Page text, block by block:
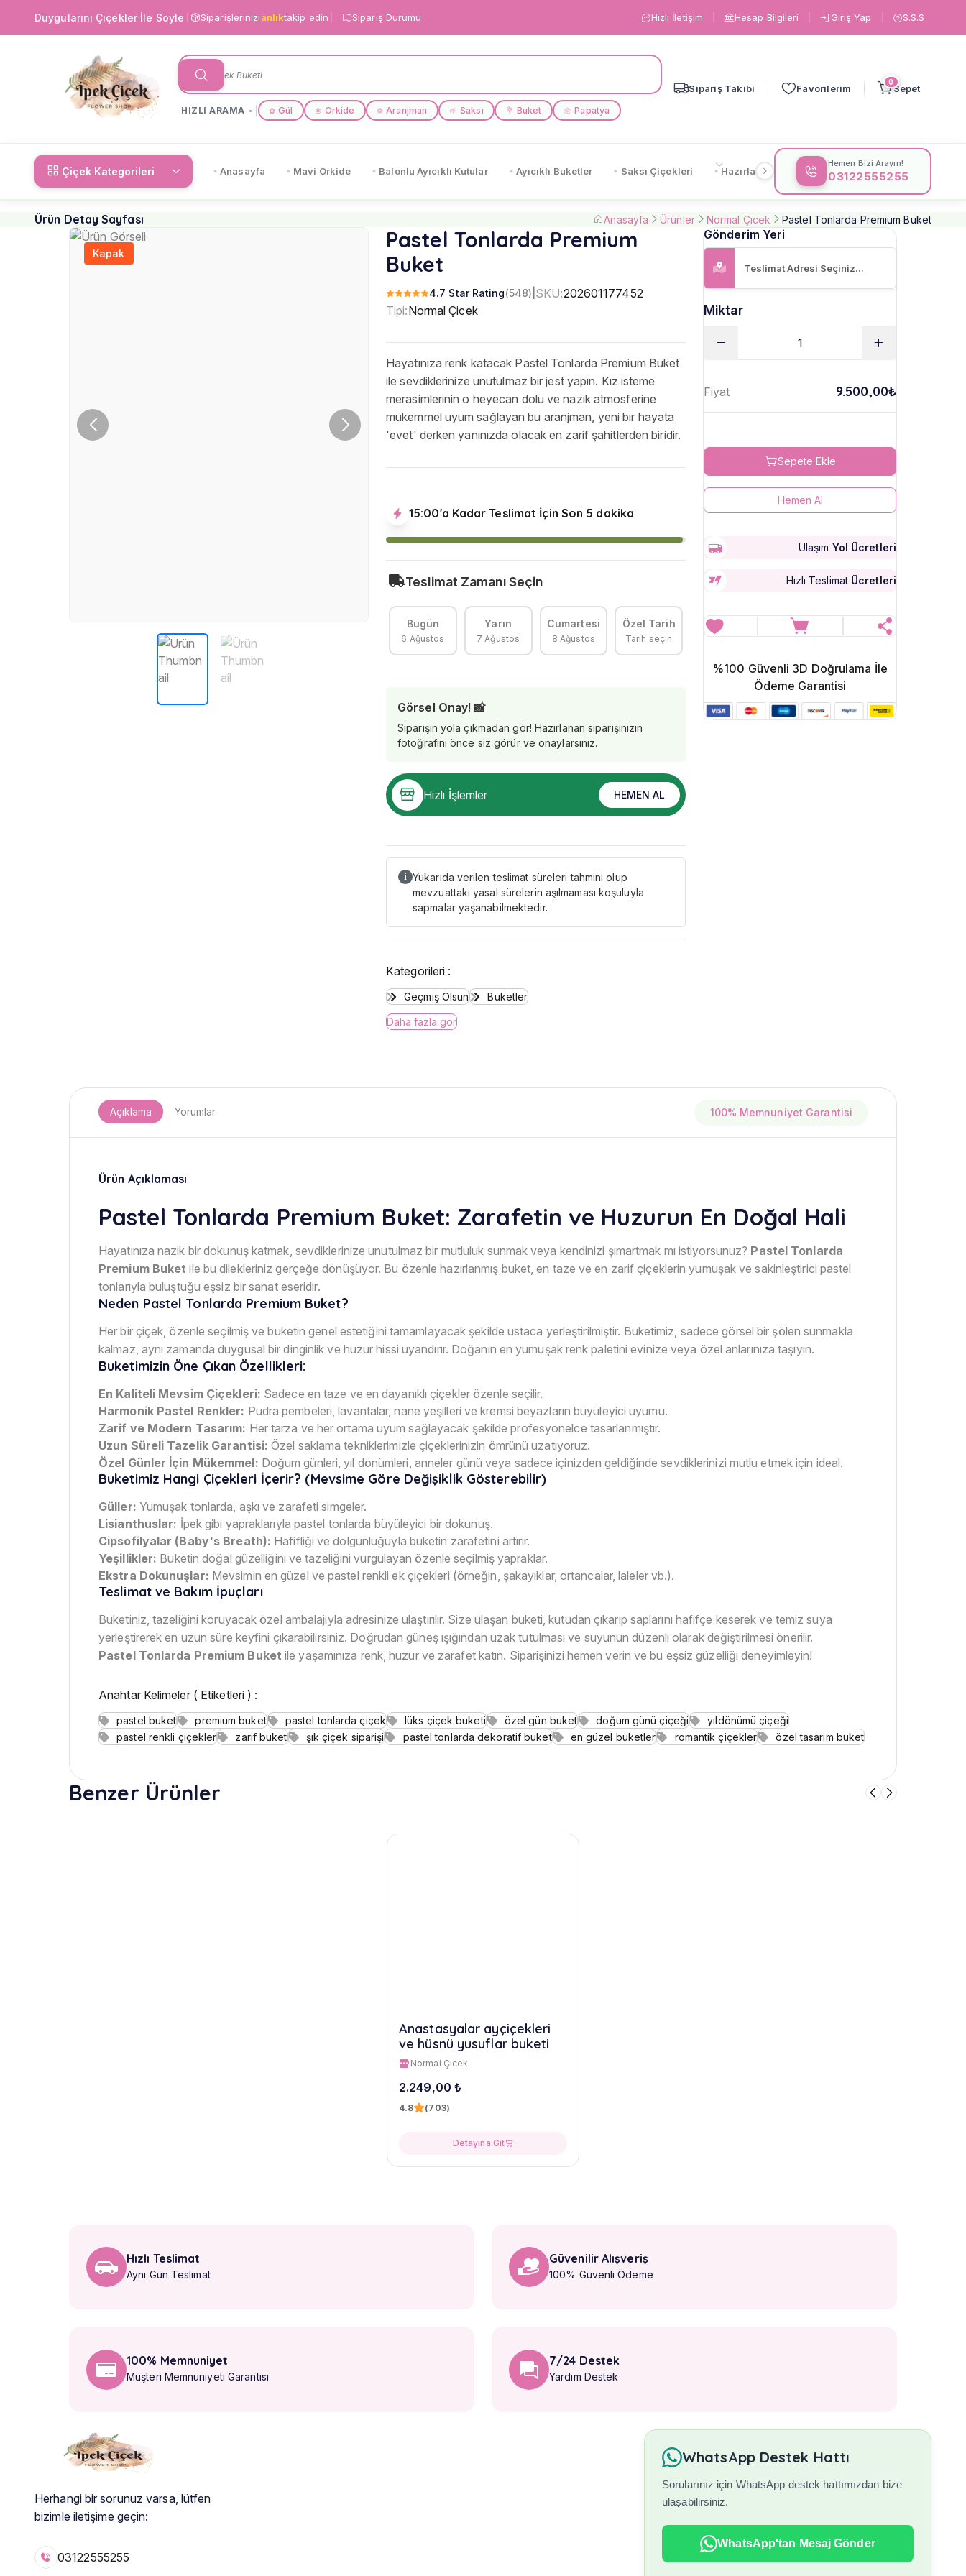
Duygularını Çiçekler İle Söyle Siparişlerinizianlıktakip edin Sipariş Durumu Hızlı İletişim Hesap Bilgileri Giriş Yap S.S.S
HIZLI ARAMA ✿ Gül ❀ Orkide ❁ Aranjman 🌱 Saksı 💐 Buket 🌼 Papatya
Sipariş Takibi Favorilerim
0
Sepet
Çiçek Kategorileri Anasayfa Mavi Orkide Balonlu Ayıcıklı Kutular Ayıcıklı Buketler Saksı Çiçekleri Hazırlanışa Göre Çiçeklere Göre
Hemen Bizi Arayın!
03122555255
Ürün Detay Sayfası Anasayfa Ürünler Normal Çicek Pastel Tonlarda Premium Buket
Kapak
Pastel Tonlarda Premium
Buket
4.7 Star Rating(548) SKU:202601177452
Tipi:Normal Çicek
Hayatınıza renk katacak Pastel Tonlarda Premium Buket
ile sevdiklerinize unutulmaz bir jest yapın. Kız isteme
merasimlerinin o heyecan dolu ve nazik atmosferine
mükemmel uyum sağlayan bu aranjman, yeni bir hayata
'evet' derken yanınızda olacak en zarif şahitlerden biridir.
15:00'a Kadar Teslimat İçin Son 5 dakika
Teslimat Zamanı Seçin
Bugün
6 Ağustos
Yarın
7 Ağustos
Cumartesi
8 Ağustos
Özel Tarih
Tarih seçin
Görsel Onay! 📸
Siparişin yola çıkmadan gör! Hazırlanan siparişinizin
fotoğrafını önce siz görür ve onaylarsınız.
Hızlı İşlemler HEMEN AL
i Yukarıda verilen teslimat süreleri tahmini olup
mevzuattaki yasal sürelerin aşılmaması koşuluyla
sapmalar yaşanabilmektedir.
Kategorileri :
Geçmiş Olsun Buketler
Daha fazla gör
Gönderim Yeri
Miktar
Fiyat 9.500,00₺
Sepete Ekle
Hemen Al
Ulaşım Yol Ücretleri
Hızlı Teslimat Ücretleri
%100 Güvenli 3D Doğrulama İle
Ödeme Garantisi
Açıklama Yorumlar 100% Memnuniyet Garantisi
Ürün Açıklaması
Pastel Tonlarda Premium Buket: Zarafetin ve Huzurun En Doğal Hali
Hayatınıza nazik bir dokunuş katmak, sevdiklerinize unutulmaz bir mutluluk sunmak veya kendinizi şımartmak mı istiyorsunuz? Pastel Tonlarda
Premium Buket ile bu dilekleriniz gerçeğe dönüşüyor. Bu özenle hazırlanmış buket, en taze ve en zarif çiçeklerin yumuşak ve sakinleştirici pastel
tonlarıyla buluştuğu eşsiz bir sanat eseridir.
Neden Pastel Tonlarda Premium Buket?
Her bir çiçek, özenle seçilmiş ve buketin genel estetiğini tamamlayacak şekilde ustaca yerleştirilmiştir. Buketimiz, sadece görsel bir şölen sunmakla
kalmaz, aynı zamanda duygusal bir dinginlik ve huzur hissi uyandırır. Doğanın en yumuşak renk paletini evinize veya özel anlarınıza taşıyın.
Buketimizin Öne Çıkan Özellikleri:
En Kaliteli Mevsim Çiçekleri: Sadece en taze ve en dayanıklı çiçekler özenle seçilir.
Harmonik Pastel Renkler: Pudra pembeleri, lavantalar, nane yeşilleri ve kremsi beyazların büyüleyici uyumu.
Zarif ve Modern Tasarım: Her tarza ve her ortama uyum sağlayacak şekilde profesyonelce tasarlanmıştır.
Uzun Süreli Tazelik Garantisi: Özel saklama tekniklerimizle çiçeklerinizin ömrünü uzatıyoruz.
Özel Günler İçin Mükemmel: Doğum günleri, yıl dönümleri, anneler günü veya sadece içinizden geldiğinde sevdiklerinizi mutlu etmek için ideal.
Buketimiz Hangi Çiçekleri İçerir? (Mevsime Göre Değişiklik Gösterebilir)
Güller: Yumuşak tonlarda, aşkı ve zarafeti simgeler.
Lisianthuslar: İpek gibi yapraklarıyla pastel tonlarda büyüleyici bir dokunuş.
Cipsofilyalar (Baby's Breath): Hafifliği ve dolgunluğuyla buketin zarafetini artırır.
Yeşillikler: Buketin doğal güzelliğini ve tazeliğini vurgulayan özenle seçilmiş yapraklar.
Ekstra Dokunuşlar: Mevsimin en güzel ve pastel renkli ek çiçekleri (örneğin, şakayıklar, ortancalar, laleler vb.).
Teslimat ve Bakım İpuçları
Buketiniz, tazeliğini koruyacak özel ambalajıyla adresinize ulaştırılır. Size ulaşan buketi, kutudan çıkarıp saplarını hafifçe keserek ve temiz suya
yerleştirerek en uzun süre keyfini çıkarabilirsiniz. Doğrudan güneş ışığından uzak tutulması ve suyunun düzenli olarak değiştirilmesi önerilir.
Pastel Tonlarda Premium Buket ile yaşamınıza renk, huzur ve zarafet katın. Siparişinizi hemen verin ve bu eşsiz güzelliği deneyimleyin!
Anahtar Kelimeler ( Etiketleri ) :
pastel buket premium buket pastel tonlarda çiçek lüks çiçek buketi özel gün buket doğum günü çiçeği
yıldönümü çiçeği
pastel renkli çiçekler
zarif buket şık çiçek siparişi pastel tonlarda dekoratif buket en güzel buketler romantik çiçekler özel tasarım buket
Benzer Ürünler
Anastasyalar ayçiçekleri
ve hüsnü yusuflar buketi
Normal Çicek
2.249,00 ₺
4.8 (703)
Detayına Git
Hızlı Teslimat
Aynı Gün Teslimat
Güvenilir Alışveriş
100% Güvenli Ödeme
100% Memnuniyet
Müşteri Memnuniyeti Garantisi
7/24 Destek
Yardım Destek
Herhangi bir sorunuz varsa, lütfen
bizimle iletişime geçin:
03122555255
WhatsApp Destek Hattı
Sorularınız için WhatsApp destek hattımızdan bize
ulaşabilirsiniz.
WhatsApp'tan Mesaj Gönder